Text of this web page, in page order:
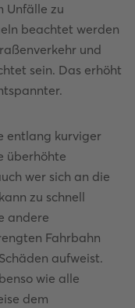
Unfälle zu
beachtet werden
und
sein. Das erhöht
entlang kurviger
überhöhte
wer sich an die
zu schnell
andere
Fahrbahn
aufweist.
wie alle
dem